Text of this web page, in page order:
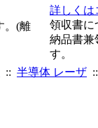
。(離
詳しくは
領収書に
納品書兼
す。
:: 半導体 レーザ